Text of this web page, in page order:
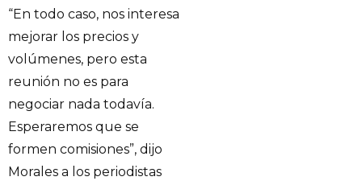
“En todo caso, nos interesa
mejorar los precios y
volúmenes, pero esta
reunión no es para
negociar nada todavía.
Esperaremos que se
formen comisiones”, dijo
Morales a los periodistas